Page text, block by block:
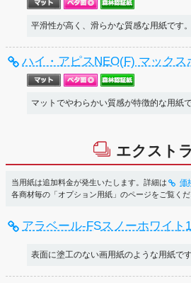
平滑性が高く、滑らかな質感な用紙です。
ハイ・アピスNEO(F) マックス
マットでやわらかい質感が特徴的な用紙で
エクスト
当用紙は追加料金が発生いたします。詳細は 価
各商材毎の「オプション用紙」のページをご覧くだ
アラベール-FSスノーホワイト
表面に塗工のない画用紙のような用紙です